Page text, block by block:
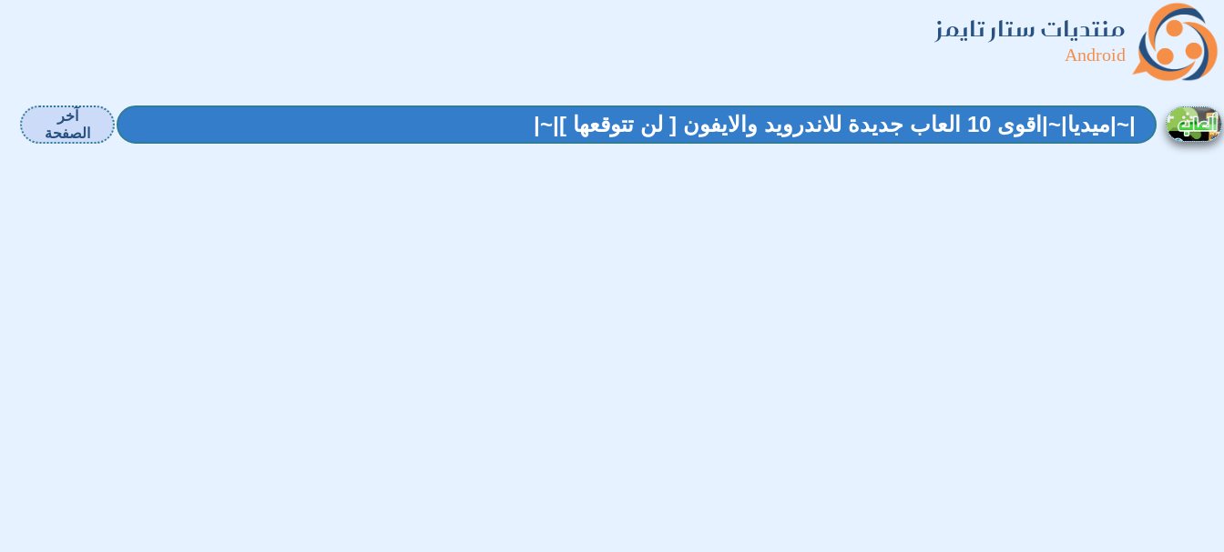
منتديات ستار تايمز
Android
|~|ميديا|~|اقوى 10 العاب جديدة للاندرويد والايفون [ لن تتوقعها ]|~|
آخر
الصفحة